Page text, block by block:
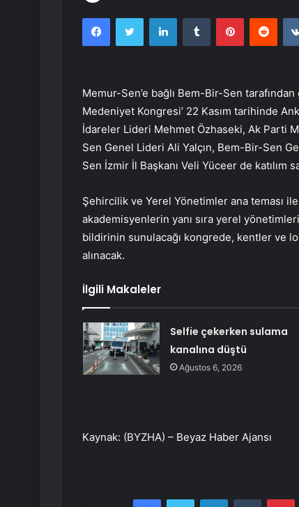
FacebookTwitter LinkedInTumblr Pinterest
Memur-Sen’e bağlı Bem-Bir-Sen
Medeniyet Kongresi’ 22 Kasım tarihinde
İdareler Lideri Mehmet Özhaseki, Ak Parti
Sen Genel Lideri Ali Yalçın, Bem-Bir-Sen
Sen İzmir İl Başkanı Veli Yüceer de katılım
Şehircilik ve Yerel Yönetimler ana teması
akademisyenlerin yanı sıra yerel
bildirinin sunulacağı kongrede, kentler ve
alınacak.
İlgili Makaleler
Selfie çekerken sulama
kanalına düştü
Ağustos 6, 2026
Kaynak: (BYZHA) – Beyaz Haber Ajansı
FacebookTwitter LinkedInTumblr